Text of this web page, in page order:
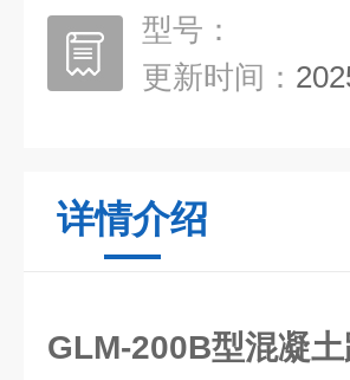
型号：
更新时间：
详情介绍
GLM-200B型混凝